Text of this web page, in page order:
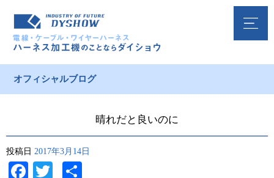
オフィシャルブログ
晴れだと良いのに
投稿日 2017年3月14日
Facebook
Twitter